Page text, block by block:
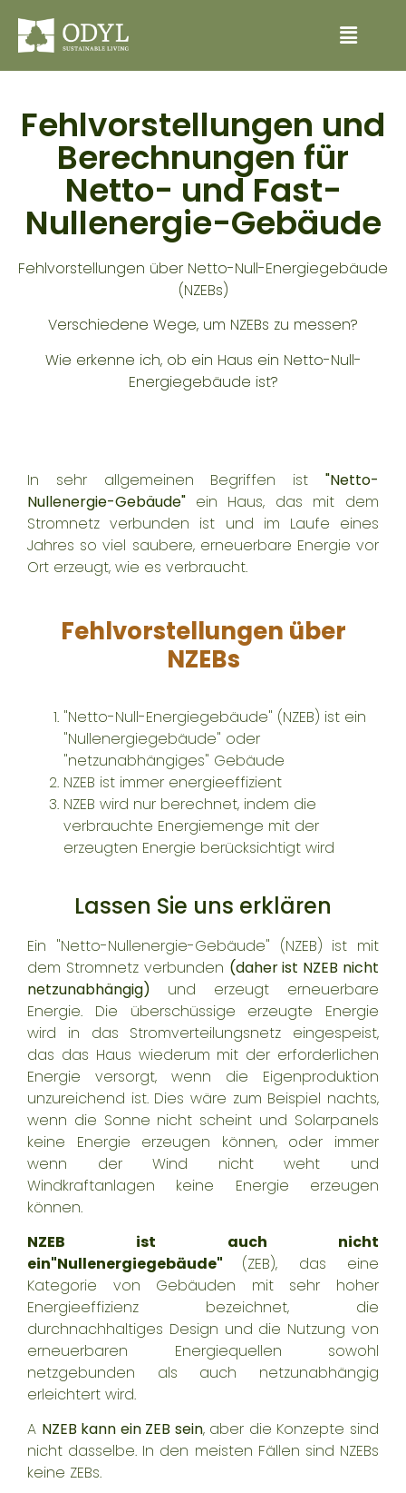
Fehlvorstellungen und
Berechnungen für
Netto- und Fast-
Nullenergie-Gebäude
Fehlvorstellungen über Netto-Null-Energiegebäude
(NZEBs)
Verschiedene Wege, um NZEBs zu messen?
Wie erkenne ich, ob ein Haus ein Netto-Null-
Energiegebäude ist?
In sehr allgemeinen Begriffen ist "Netto-
Nullenergie-Gebäude" ein Haus, das mit dem
Stromnetz verbunden ist und im Laufe eines
Jahres so viel saubere, erneuerbare Energie vor
Ort erzeugt, wie es verbraucht.
Fehlvorstellungen über
NZEBs
"Netto-Null-Energiegebäude" (NZEB) ist ein
"Nullenergiegebäude" oder
"netzunabhängiges" Gebäude
NZEB ist immer energieeffizient
NZEB wird nur berechnet, indem die
verbrauchte Energiemenge mit der
erzeugten Energie berücksichtigt wird
Lassen Sie uns erklären
Ein "Netto-Nullenergie-Gebäude" (NZEB) ist mit
dem Stromnetz verbunden (daher ist NZEB nicht
netzunabhängig) und erzeugt erneuerbare
Energie. Die überschüssige erzeugte Energie
wird in das Stromverteilungsnetz eingespeist,
das das Haus wiederum mit der erforderlichen
Energie versorgt, wenn die Eigenproduktion
unzureichend ist. Dies wäre zum Beispiel nachts,
wenn die Sonne nicht scheint und Solarpanels
keine Energie erzeugen können, oder immer
wenn der Wind nicht weht und
Windkraftanlagen keine Energie erzeugen
können.
NZEB ist auch nicht
ein"Nullenergiegebäude"
(ZEB), das eine
Kategorie von Gebäuden mit sehr hoher
Energieeffizienz bezeichnet, die
durchnachhaltiges Design und die Nutzung von
erneuerbaren Energiequellen sowohl
netzgebunden als auch netzunabhängig
erleichtert wird.
A NZEB kann ein ZEB sein, aber die Konzepte sind
nicht dasselbe. In den meisten Fällen sind NZEBs
keine ZEBs.